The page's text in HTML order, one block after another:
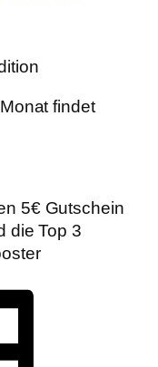
findet
5€ Gutschein
die Top 3